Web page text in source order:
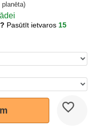
planēta)
Pasūtīt ietvaros 15